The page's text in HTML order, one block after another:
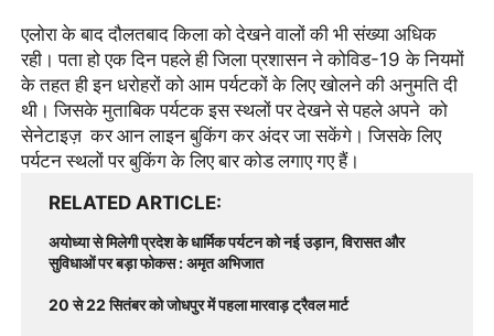
एलोरा के बाद दौलतबाद किला को देखने वालों की भी संख्या अधिक
रही। पता हो एक दिन पहले ही जिला प्रशासन ने कोविड-19के नियमों
के तहत ही इन धरोहरों को आम पर्यटकों के लिए खोलने की अनुमति दी
थी। जिसके मुताबिक पर्यटक इस स्थलों पर देखने से पहले अपने को
सेनेटाइज़ कर आन लाइन बुकिंग कर अंदर जा सकेंगे। जिसके लिए
पर्यटन स्थलों पर बुकिंग के लिए बार कोड लगाए गए हैं।
RELATED ARTICLE
अयोध्या से मिलेगी प्रदेश के धार्मिक पर्यटन को नई उड़ान, विरासत और
सुविधाओं पर बड़ा फोकस : अमृत अभिजात
20 से 22 सितंबर को जोधपुर में पहला मारवाड़ ट्रैवल मार्ट